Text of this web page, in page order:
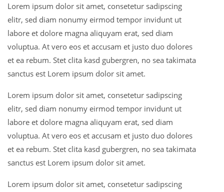
Lorem ipsum dolor sit amet, consetetur sadipscing
elitr, sed diam nonumy eirmod tempor invidunt ut
labore et dolore magna aliquyam erat, sed diam
voluptua. At vero eos et accusam et justo duo dolores
et ea rebum. Stet clita kasd gubergren, no sea takimata
sanctus est Lorem ipsum dolor sit amet.
Lorem ipsum dolor sit amet, consetetur sadipscing
elitr, sed diam nonumy eirmod tempor invidunt ut
labore et dolore magna aliquyam erat, sed diam
voluptua. At vero eos et accusam et justo duo dolores
et ea rebum. Stet clita kasd gubergren, no sea takimata
sanctus est Lorem ipsum dolor sit amet.
Lorem ipsum dolor sit amet, consetetur sadipscing